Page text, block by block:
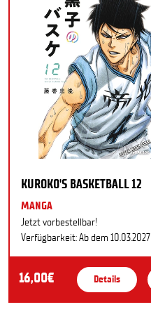
KUROKO'S BASKETBALL 12
MANGA
Jetzt vorbestellbar!
Verfügbarkeit: Ab dem 10.03.2027
16,00€ Details